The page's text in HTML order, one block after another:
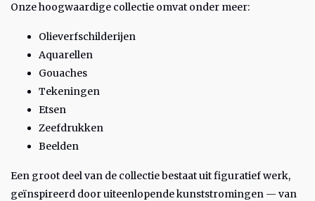
Onze hoogwaardige collectie omvat onder meer:
Olieverfschilderijen
Aquarellen
Gouaches
Tekeningen
Etsen
Zeefdrukken
Beelden
Een groot deel van de collectie bestaat uit figuratief werk,
geïnspireerd door uiteenlopende kunststromingen — van